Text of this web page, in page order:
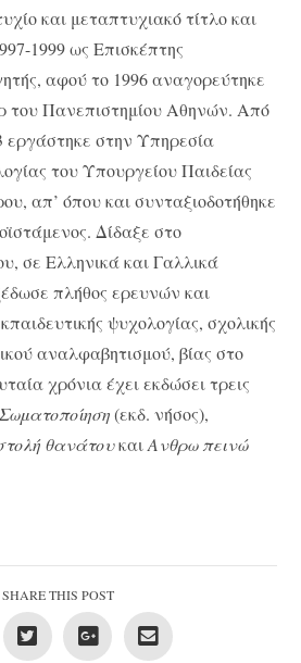
και μεταπτυχιακό τίτλο και
1999 ως Επισκέπτης
αφού το 1996 αναγορεύτηκε
του Πανεπιστημίου Αθηνών. Από
εργάστηκε στην Υπηρεσία
του Υπουργείου Παιδείας
απ’ όπου και συνταξιοδοτήθηκε
Δίδαξε στο
σε Ελληνικά και Γαλλικά
πλήθος ερευνών και
ψυχολογίας, σχολικής
αναλφαβητισμού, βίας στο
χρόνια έχει εκδώσει τρεις
Σωματοποίηση(εκδ. νήσος),
θανάτουκαιΑνθρω πεινώ
SHARE THIS POST